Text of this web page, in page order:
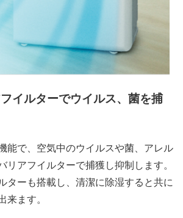
イルターでウイルス、菌を捕
能で、空気中のウイルスや菌、アレル
リアフイルターで捕獲し抑制します。
ターも搭載し、清潔に除湿すると共に
来ます。